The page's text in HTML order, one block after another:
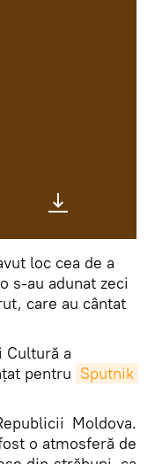
loc cea de a
s-au adunat zeci
care au cântat
a
pentru Sputnik
Moldova.
o atmosferă de